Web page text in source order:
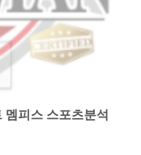
피스 스포츠분석